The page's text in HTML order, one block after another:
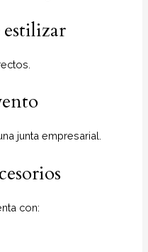
junta empresarial.
con: